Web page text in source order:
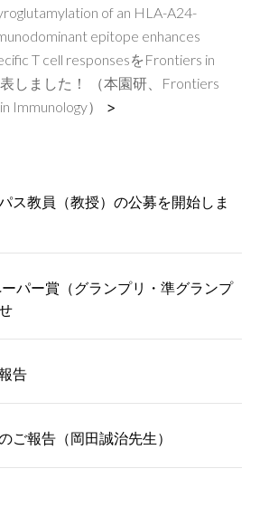
of an HLA-A24-
epitope enhances
T cell responsesをFrontiers in
しました！ （本園研、Frontiers
in Immunology）
>
ス教員（教授）の公募を開始しま
パー賞（グランプリ・準グランプ
告
ご報告（岡田誠治先生）